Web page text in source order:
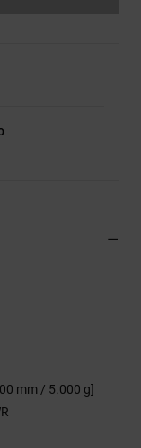
mm / 5.000 g]